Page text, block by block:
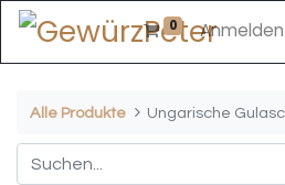
0 Anmelden
Alle Produkte Ungarische